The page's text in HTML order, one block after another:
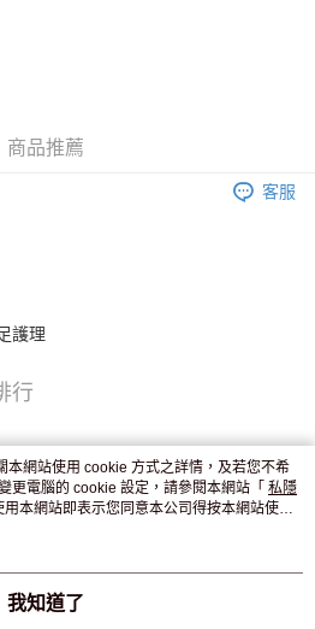
2-4個工作天到店，7天內取。逾期後
商品推薦
客服
護理
行
本網站使用 cookie 方式之詳情，及若您不希
更電腦的 cookie 設定，請參閱本網站「 私隱
本網站即表示您同意本公司得按本網站使用
我知道了